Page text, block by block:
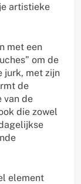
artistieke
met een
om de
jurk, met zijn
de
van de
die zowel
element